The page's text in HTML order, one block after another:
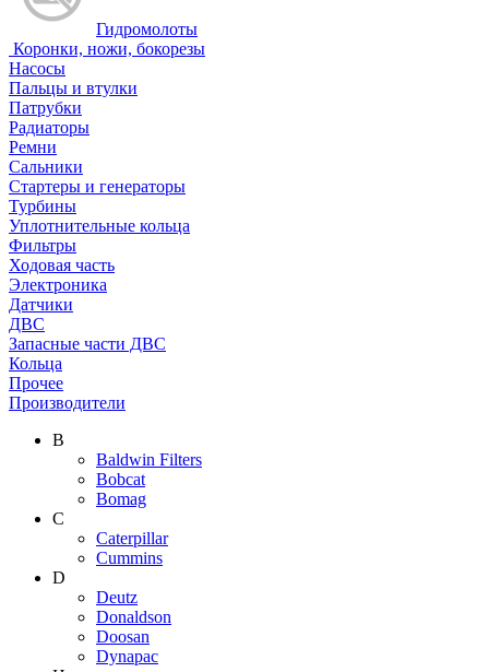
Гидромолоты
Коронки, ножи, бокорезы
Насосы
Пальцы и втулки
Патрубки
Радиаторы
Ремни
Сальники
Стартеры и генераторы
Турбины
Уплотнительные кольца
Фильтры
Ходовая часть
Электроника
Датчики
ДВС
Запасные части ДВС
Кольца
Прочее
Производители
B
Baldwin Filters
Bobcat
Bomag
C
Caterpillar
Cummins
D
Deutz
Donaldson
Doosan
Dynapac